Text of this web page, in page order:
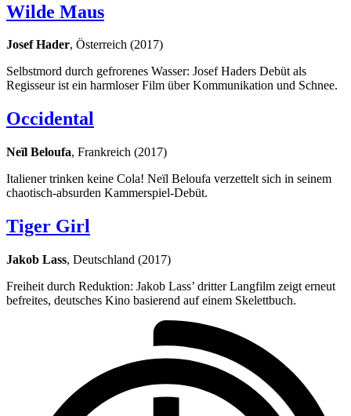
Wilde Maus
Josef Hader, Österreich (2017)
Selbstmord durch gefrorenes Wasser: Josef Haders Debüt als
Regisseur ist ein harmloser Film über Kommunikation und Schnee.
Occidental
Neïl Beloufa, Frankreich (2017)
Italiener trinken keine Cola! Neïl Beloufa verzettelt sich in seinem
chaotisch-absurden Kammerspiel-Debüt.
Tiger Girl
Jakob Lass, Deutschland (2017)
Freiheit durch Reduktion: Jakob Lass’ dritter Langfilm zeigt erneut
befreites, deutsches Kino basierend auf einem Skelettbuch.